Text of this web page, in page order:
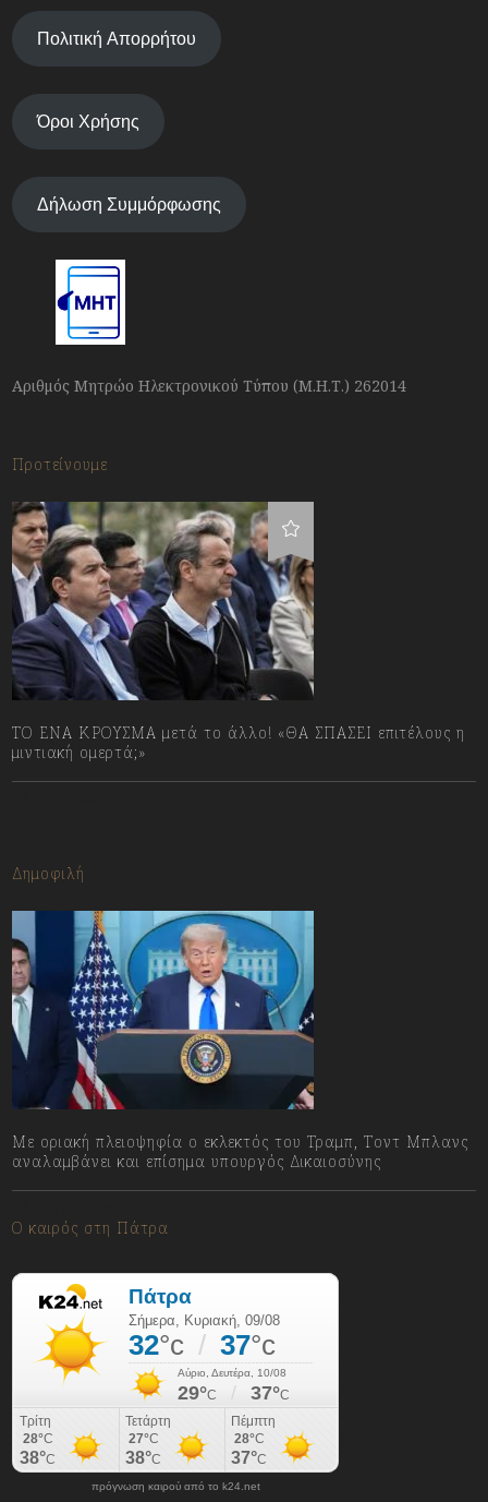
Πολιτική Απορρήτου
Όροι Χρήσης
Δήλωση Συμμόρφωσης
Αριθμός Μητρώο Ηλεκτρονικού Τύπου (Μ.Η.Τ.) 262014
Προτείνουμε
ΤΟ ΕΝΑ ΚΡΟΥΣΜΑ μετά το άλλο! «ΘΑ ΣΠΑΣΕΙ επιτέλους η
μιντιακή ομερτά;»
Δημοφιλή
Με οριακή πλειοψηφία ο εκλεκτός του Τραμπ, Τοντ Μπλανς
αναλαμβάνει και επίσημα υπουργός Δικαιοσύνης
Ο καιρός στη Πάτρα
πρόγνωση καιρού από το k24.net